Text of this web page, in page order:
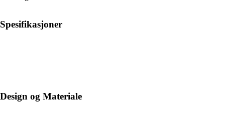
Spesifikasjoner
Design og Materiale